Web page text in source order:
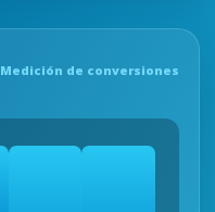
Medición de conversiones